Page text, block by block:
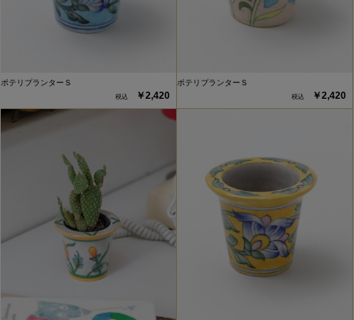
ポテリプランターＳ
￥2,420
ポテリプランターＳ
￥2,420